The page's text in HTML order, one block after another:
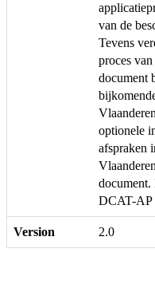
van de
Tevens
proces
document
optionele
afspraken
DCAT-AP
Version 2.0